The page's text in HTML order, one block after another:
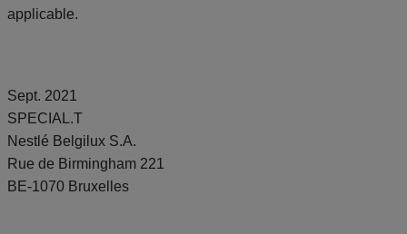
applicable.
Sept. 2021
SPECIAL.T
Nestlé Belgilux S.A.
Rue de Birmingham 221
BE-1070 Bruxelles